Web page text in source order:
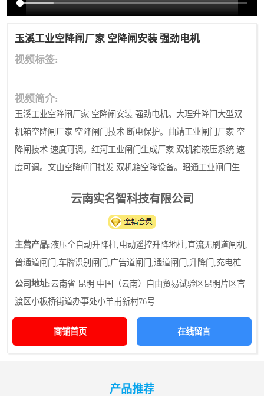
玉溪工业空降闸厂家 空降闸安装 强劲电机
视频标签:
视频简介:
玉溪工业空降闸厂家 空降闸安装 强劲电机。大理升降门大型双
机箱空降闸厂家 空降闸门技术 断电保护。曲靖工业闸门厂家 空
降闸技术 速度可调。红河工业闸门生成厂家 双机箱液压系统 速
度可调。文山空降闸门批发 双机箱空降设备。昭通工业闸门生成
云南实名智科技有限公司
主营产品:液压全自动升降柱,电动遥控升降地柱,直流无刷道闸机,
普通道闸门,车牌识别闸门,广告道闸门,通道闸门,升降门,充电桩
公司地址:云南省 昆明 中国（云南）自由贸易试验区昆明片区官
渡区小板桥街道办事处小羊甫新村76号
商铺首页 在线留言
产品推荐